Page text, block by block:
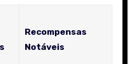
Recompensas
Notáveis